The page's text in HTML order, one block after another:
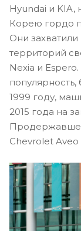
Hyundai и KIA,
Корею гордо
Они
территорий
Nexia и
1999 году,
2015 года на
Chevrolet